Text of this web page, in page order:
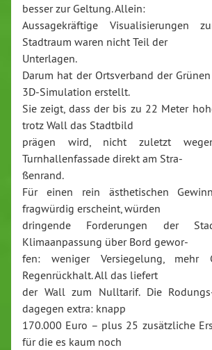
besser zur Geltung. Allein:
Aussagekräftige Visualisierungen
Stadtraum waren nicht Teil der
Unterlagen.
Darum hat der Ortsverband der
3D-Simulation erstellt.
Sie zeigt, dass der bis zu 22 Meter
trotz Wall das Stadtbild
prägen wird, nicht zuletzt
Turnhallenfassade direkt am Stra-
ßenrand.
Für einen rein ästhetischen
fragwürdig erscheint, würden
dringende Forderungen der
Klimaanpassung über Bord gewor-
fen: weniger Versiegelung, mehr
Regenrückhalt. All das liefert
der Wall zum Nulltarif. Die
dagegen extra: knapp
170.000 Euro – plus 25 zusätzliche
für die es kaum noch